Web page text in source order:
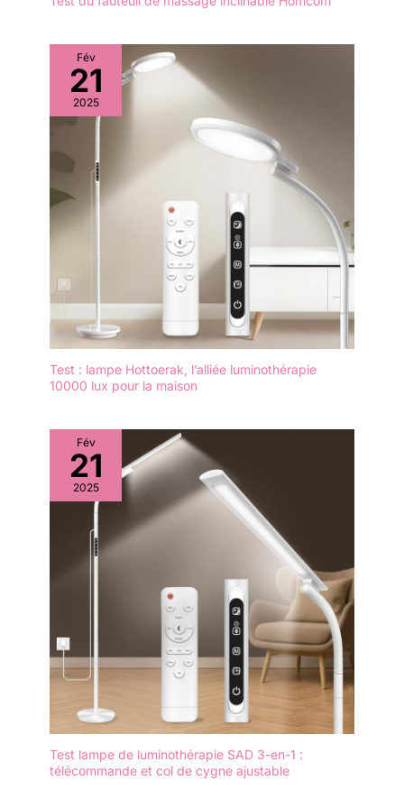
Fév
21
2025
Test : lampe Hottoerak, l’alliée luminothérapie
10000 lux pour la maison
Fév
21
2025
Test lampe de luminothérapie SAD 3-en-1 :
télécommande et col de cygne ajustable